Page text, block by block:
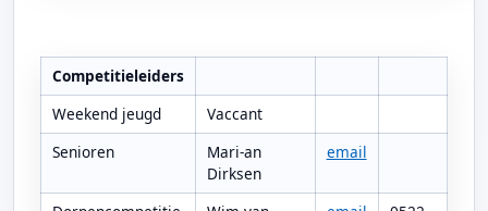
Competitieleiders
Weekend jeugd
Vaccant
Senioren
Mari-an
Dirksen
email